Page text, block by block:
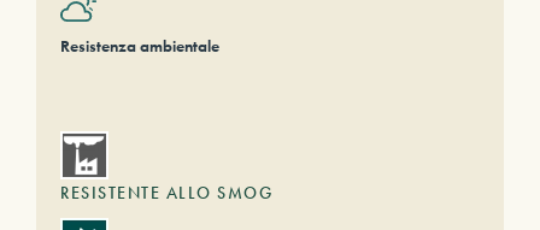
Resistenza ambientale
RESISTENTE ALLO SMOG